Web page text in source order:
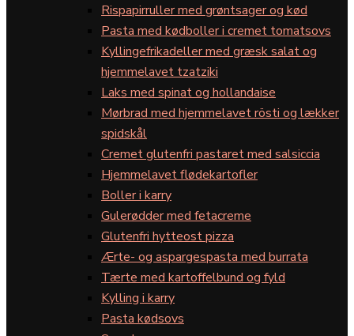
Rispapirruller med grøntsager og kød
Pasta med kødboller i cremet tomatsovs
Kyllingefrikadeller med græsk salat og
hjemmelavet tzatziki
Laks med spinat og hollandaise
Mørbrad med hjemmelavet rösti og lækker
spidskål
Cremet glutenfri pastaret med salsiccia
Hjemmelavet flødekartofler
Boller i karry
Gulerødder med fetacreme
Glutenfri hytteost pizza
Ærte- og aspargespasta med burrata
Tærte med kartoffelbund og fyld
Kylling i karry
Pasta kødsovs